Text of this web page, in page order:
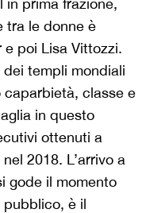
in prima frazione,
tra le donne è
poi Lisa Vittozzi.
templi mondiali
caparbietà, classe e
in questo
ottenuti a
2018. L’arrivo a
gode il momento
pubblico, è il